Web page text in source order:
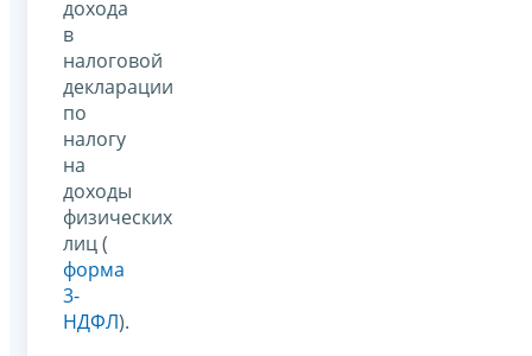
дохода
в
налоговой
декларации
по
налогу
на
доходы
физических
лиц (
форма
3-
НДФЛ).